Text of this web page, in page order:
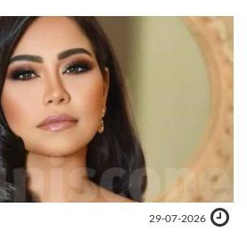
29-07-2026